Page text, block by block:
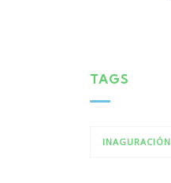
TAGS
INAGURACIÓN